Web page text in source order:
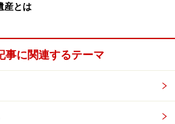
あるけれど、自然に飲み込まれよ
いつも新しい都市より美しく、ロ
をはるかに上回る自然の雄大さを
か、兵どもが夢の跡が人間や時間を
か……。
コクほどの絢爛豪華な美もなけれ
産とは
事に関連するテーマ